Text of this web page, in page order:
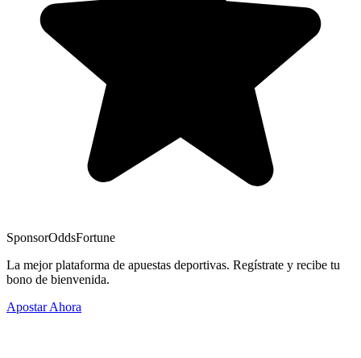
SponsorOddsFortune
La mejor plataforma de apuestas deportivas. Regístrate y recibe tu
bono de bienvenida.
Apostar Ahora